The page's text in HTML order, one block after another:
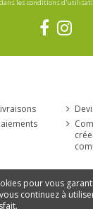
les conditions
pour vous
continuez à